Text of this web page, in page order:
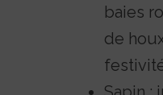
baies
de